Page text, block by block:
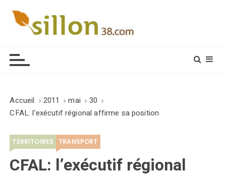
Accueil 2011 mai
30
CFAL: l’exécutif régional affirme sa position
TERRITOIRES TRANSPORT
CFAL: l’exécutif régional